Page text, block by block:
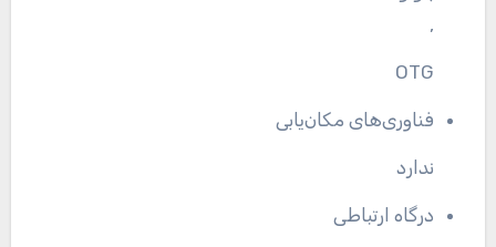
,
OTG
فناوری‌های مکان‌یابی
ندارد
درگاه ارتباطی